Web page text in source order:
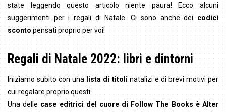
state leggendo questo articolo niente paura! Ecco alcuni
suggerimenti per i regali di Natale. Ci sono anche dei codici
scontopensati proprio per voi!
Regali di Natale 2022: libri e dintorni
Iniziamo subito con unalista di titolinatalizi e di brevi motivi per
cui regalare proprio questi.
Una delle case editrici del cuore di Follow The Books è Alter